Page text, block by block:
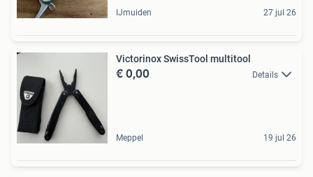
IJmuiden 27 jul 26
Victorinox SwissTool multitool
€ 0,00 Details
Meppel 19 jul 26